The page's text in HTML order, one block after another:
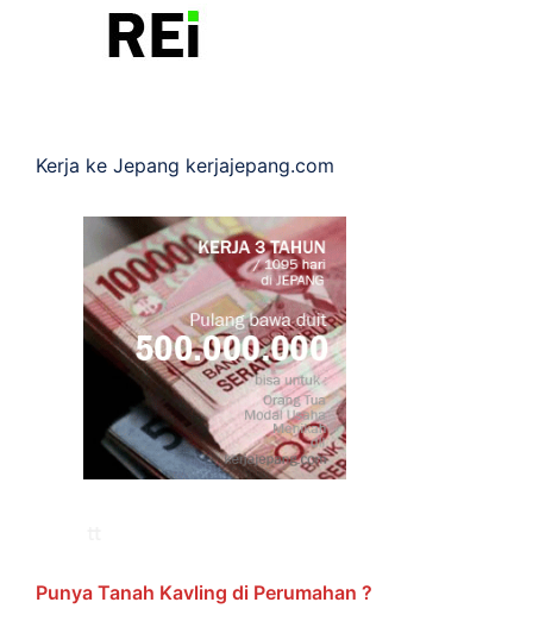
Kerja ke Jepang kerjajepang.com
Punya Tanah Kavling di Perumahan ?